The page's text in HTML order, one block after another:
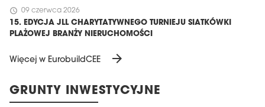
schedule 09 czerwca 2026
15. EDYCJA JLL CHARYTATYWNEGO TURNIEJU SIATKÓWKI
PLAŻOWEJ BRANŻY NIERUCHOMOŚCI
Więcej w EurobuildCEE arrow_forward
GRUNTY INWESTYCYJNE